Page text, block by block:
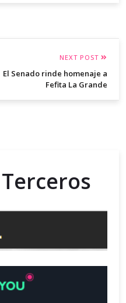
NEXT POST
El Senado rinde homenaje a
Fefita La Grande